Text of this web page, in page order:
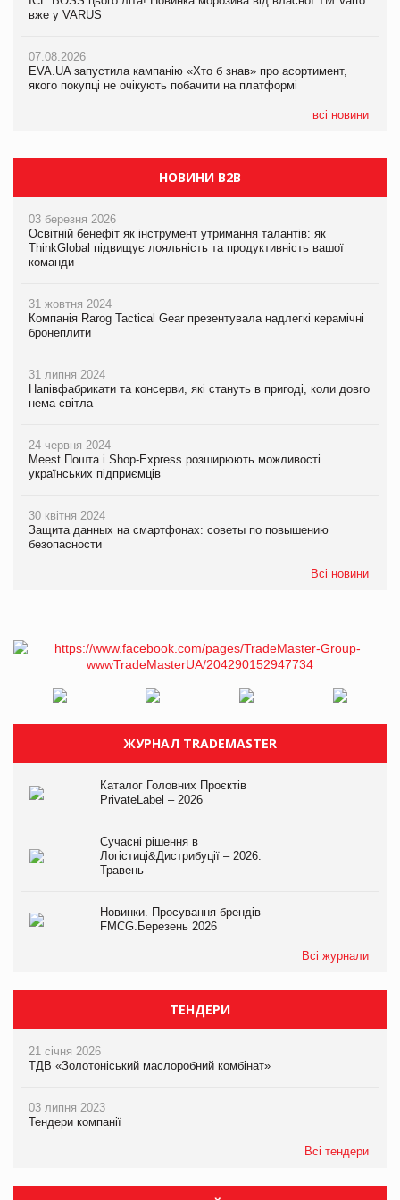
вже у VARUS
07.08.2026
EVA.UA запустила кампанію «Хто б знав» про асортимент,
якого покупці не очікують побачити на платформі
всі новини
вже у VARUS
07.08.2026
EVA.UA запустила кампанію «Хто б знав» про асортимент,
якого покупці не очікують побачити на платформі
НОВИНИ B2B
03 березня 2026
Освітній бенефіт як інструмент утримання талантів: як
ThinkGlobal підвищує лояльність та продуктивність вашої
команди
31 жовтня 2024
Компанія Rarog Tactical Gear презентувала надлегкі керамічні
бронеплити
31 липня 2024
Напівфабрикати та консерви, які стануть в пригоді, коли довго
нема світла
24 червня 2024
Meest Пошта і Shop-Express розширюють можливості
українських підприємців
30 квітня 2024
Защита данных на смартфонах: советы по повышению
безопасности
Всі новини
ЖУРНАЛ TRADEMASTER
Каталог Головних Проєктів
PrivateLabel – 2026
Сучасні рішення в
Логістиці&Дистрибуції – 2026.
Травень
Новинки. Просування брендів
FMCG.Березень 2026
Всі журнали
ТЕНДЕРИ
21 січня 2026
ТДВ «Золотоніський маслоробний комбінат»
03 липня 2023
Тендери компанії
Всі тендери